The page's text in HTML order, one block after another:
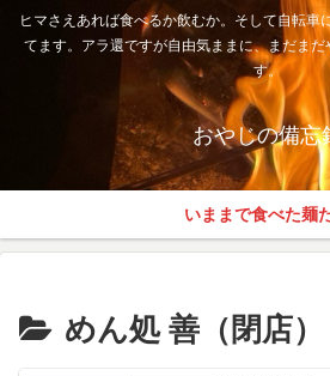
ヒマさえあれば食べるか飲むか。そして自転車
てます。アラ還ですが自由気ままに、まだまだ
す。
おやじの備忘
いままで食べた麺
めん処 善（閉店）